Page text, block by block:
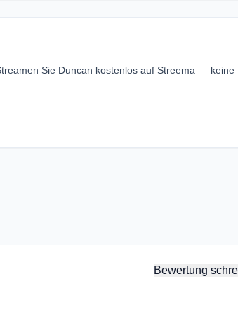
Sie Duncan kostenlos auf Streema — keine
Bewertung